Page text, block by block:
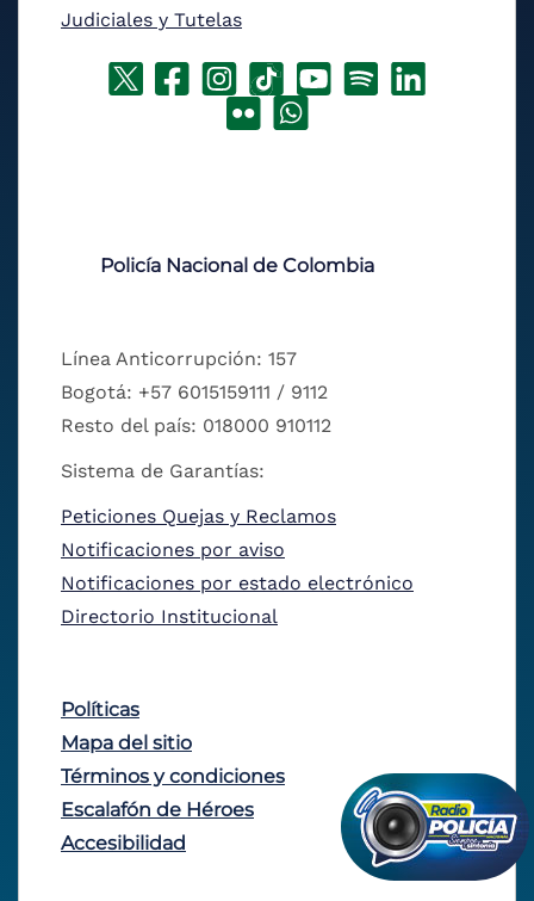
Judiciales y Tutelas
Policía Nacional de Colombia
Línea Anticorrupción: 157
Bogotá: +57 6015159111 / 9112
Resto del país: 018000 910112
Sistema de Garantías:
Peticiones Quejas y Reclamos
Notificaciones por aviso
Notificaciones por estado electrónico
Directorio Institucional
Políticas
Mapa del sitio
Términos y condiciones
Escalafón de Héroes
Accesibilidad